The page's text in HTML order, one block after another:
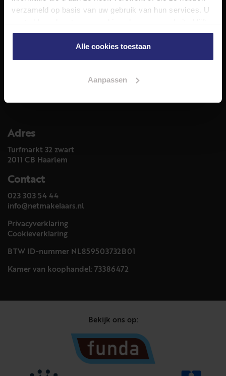
verzameld op basis van uw gebruik van hun services. U
gaat akkoord met onze cookies als u onze website blijft
gebruiken.
Alle cookies toestaan
Aanpassen
Diensten
Aankoop
Meer informatie over
Adres
Turfmarkt 32 zwart
2011 CB Haarlem
Contact
023 303 54 44
info@netmakelaars.nl
Privacyverklaring
Cookieverklaring
BTW ID-nummer NL859503732B01
Kamer van koophandel: 73386472
Bekijk ons op: